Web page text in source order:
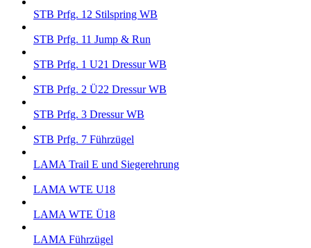
STB Prfg. 12 Stilspring WB
STB Prfg. 11 Jump & Run
STB Prfg. 1 U21 Dressur WB
STB Prfg. 2 Ü22 Dressur WB
STB Prfg. 3 Dressur WB
STB Prfg. 7 Führzügel
LAMA Trail E und Siegerehrung
LAMA WTE U18
LAMA WTE Ü18
LAMA Führzügel